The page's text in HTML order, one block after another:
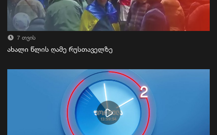
7 თვის
ახალი წლის ღამე რუსთაველზე